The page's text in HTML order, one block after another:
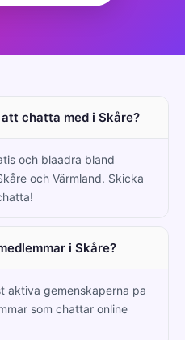
chatta med i Skåre?
och blaadra bland
och Värmland. Skicka
i Skåre?
aktiva gemenskaperna pa
som chattar online